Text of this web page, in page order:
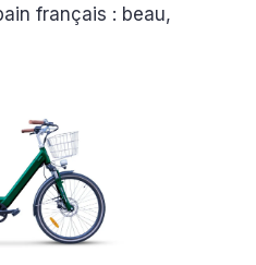
français : beau,